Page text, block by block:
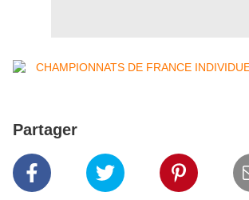
Partager